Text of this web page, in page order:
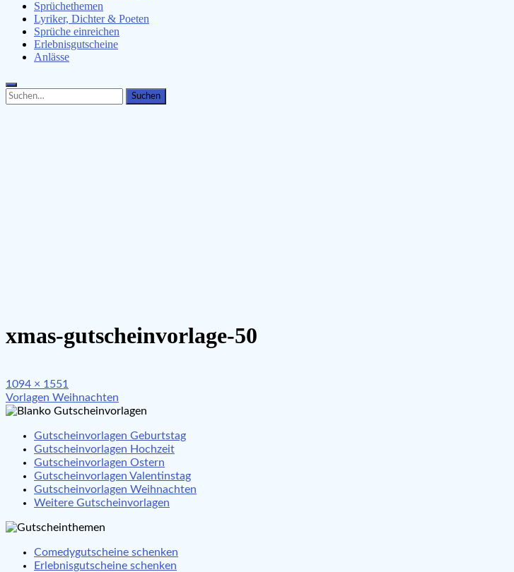
Sprüchethemen
Lyriker, Dichter & Poeten
Sprüche einreichen
Erlebnisgutscheine
Anlässe
Search
for:
Search
xmas-gutscheinvorlage-50
Full
size
1094 × 1551
Beitragsnavigation
Vorlagen Weihnachten
Gutscheinvorlagen Geburtstag
Gutscheinvorlagen Hochzeit
Gutscheinvorlagen Ostern
Gutscheinvorlagen Valentinstag
Gutscheinvorlagen Weihnachten
Weitere Gutscheinvorlagen
Comedygutscheine schenken
Erlebnisgutscheine schenken